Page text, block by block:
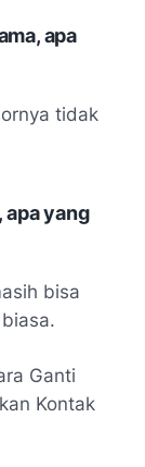
apa
tidak
apa yang
bisa
Ganti
Kontak